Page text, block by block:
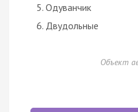
Одуванчик
Двудольные
Объект